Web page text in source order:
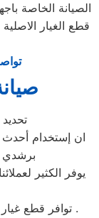
الصيانة الخاصة
قطع الغيار
ان إستخدام أحدث
برشدي
يوفر الكثير
» توافر قطع غيار دايو الاصلية في مركز صيانة دايو برشدي .